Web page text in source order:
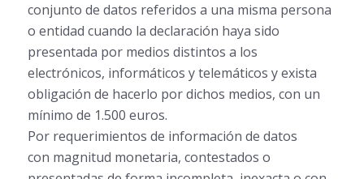
conjunto de datos referidos a una misma persona
o entidad cuando la declaración haya sido
presentada por medios distintos a los
electrónicos, informáticos y telemáticos y exista
obligación de hacerlo por dichos medios, con un
mínimo de 1.500 euros.
Por requerimientos de información de datos
con magnitud monetaria, contestados o